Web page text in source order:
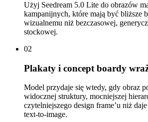
Użyj Seedream 5.0 Lite do obrazów
kampanijnych, które mają być bliższe
wizualnemu niż bezczasowej,
stockowej.
02
Plakaty i concept boardy
Model przydaje się wtedy, gdy obraz
widocznej struktury, mocniejszej
czytelniejszego design frame’u niż
text-to-image.